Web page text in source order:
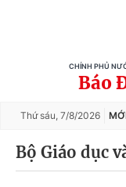
CHÍNH PHỦ
Báo
Thứ sáu, 7/8/2026
Bộ Giáo dục